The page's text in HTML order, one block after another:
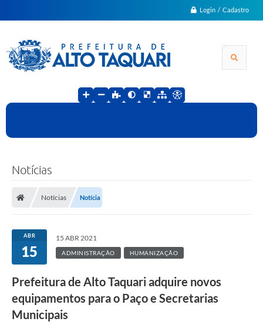
Login / Cadastro
Notícias
Notícias Notícia
ABR
15
15 ABR 2021
ADMINISTRAÇÃO HUMANIZAÇÃO
Prefeitura de Alto Taquari adquire novos
equipamentos para o Paço e Secretarias
Municipais